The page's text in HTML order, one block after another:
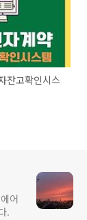
잔고확인시스
어
.